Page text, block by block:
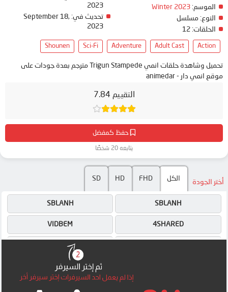
التقييم 7.84
حفظ كمفضل
يتابعه 20 شخصًا
الموسم: Winter 2023
النوع: مسلسل
الحلقات:
2023
تحديث في: September 18,
2023
Action
Adult Cast
Adventure
Sci-Fi
Shounen
تحميل وشاهدة حلقات انمي Trigun Stampede مترجم بعدة جودات على
موقع انمي دار - animedar
أختر الجودة الكل FHD
HD
SD
SBLANH
SBLANH
4SHARED
VIDBEM
SBLANH
SBLANH